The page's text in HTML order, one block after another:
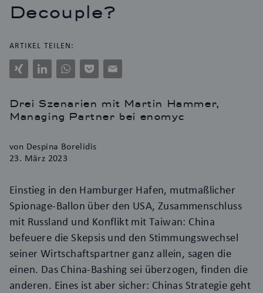
Decouple?
ARTIKEL TEILEN:
Xing LinkedInWhatsAppPocketE-
Mail
Drei Szenarien mit Martin Hammer,
Managing Partner bei enomyc
von Despina Borelidis
23. März 2023
Einstieg in den Hamburger Hafen, mutmaßlicher
Spionage-Ballon über den USA, Zusammenschluss
mit Russland und Konflikt mit Taiwan: China
befeuere die Skepsis und den Stimmungswechsel
seiner Wirtschaftspartner ganz allein, sagen die
einen. Das China-Bashing sei überzogen, finden die
anderen. Eines ist aber sicher: Chinas Strategie geht